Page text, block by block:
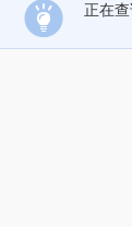
正在